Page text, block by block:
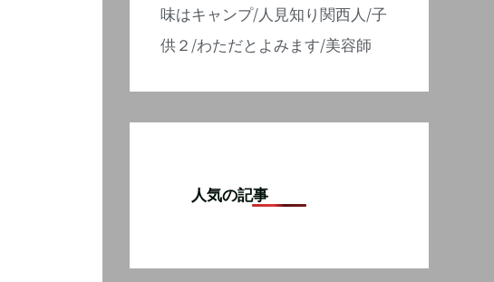
味はキャンプ/人見知り関西人/子
供２/わただとよみます/美容師
人気の記事